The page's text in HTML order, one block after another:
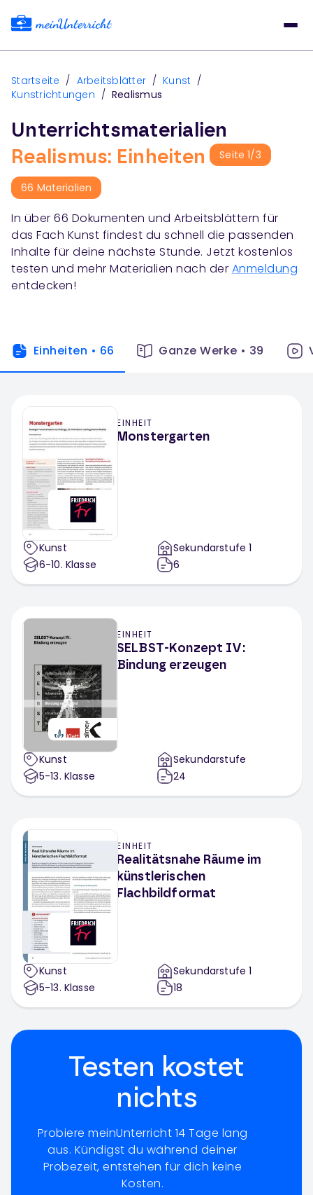
Startseite / Arbeitsblätter / Kunst /
Kunstrichtungen / Realismus
Unterrichtsmaterialien
Realismus: Einheiten
Seite1/3
66 Materialien
In über 66 Dokumenten und Arbeitsblättern für
das Fach Kunst findest du schnell die passenden
Inhalte für deine nächste Stunde. Jetzt kostenlos
testen und mehr Materialien nach der Anmeldung
entdecken!
Einheiten • 66 Ganze Werke • 39
EINHEIT
Monstergarten
Kunst
6-10. Klasse
Sekundarstufe 1
6
EINHEIT
SELBST-Konzept IV:
Bindung erzeugen
Kunst
5-13. Klasse
Sekundarstufe
24
EINHEIT
Realitätsnahe Räume im
künstlerischen
Flachbildformat
Kunst
5-13. Klasse
Sekundarstufe 1
18
Testen kostet
nichts
Probiere meinUnterricht 14 Tage lang
aus. Kündigst du während deiner
Probezeit, entstehen für dich keine
Kosten.